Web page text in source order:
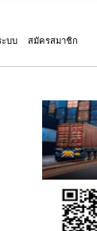
ะบบ สมัครสมาชิก